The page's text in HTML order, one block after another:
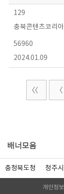
129
충북콘텐츠코리
56960
2024.01.09
배너모음
충청북도청 청주
개인정